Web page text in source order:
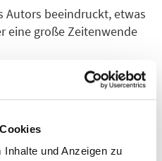
und Anzeigen zu
wovon Türmer so
seines Lebens.
von der
Zeit.
Autors beeindruckt, etwas
eine große Zeitenwende
Mitteln, die
sie scheinen.
anekdotisch oder
die Wende als eine Reihe
Wenderoman.